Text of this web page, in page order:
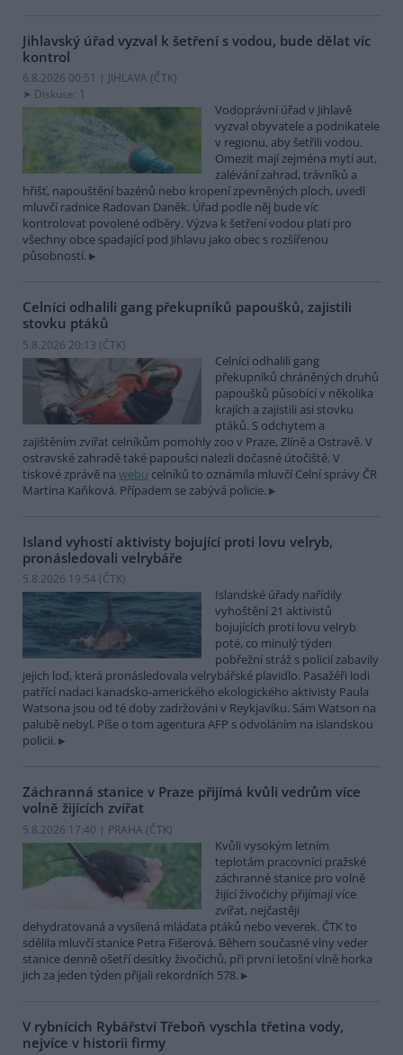
Jihlavský úřad vyzval k šetření s vodou, bude dělat víc
kontrol
6.8.2026 00:51 | JIHLAVA (ČTK)
Diskuse: 1
Vodoprávní úřad v Jihlavě
vyzval obyvatele a podnikatele
v regionu, aby šetřili vodou.
Omezit mají zejména mytí aut,
zalévání zahrad, trávníků a
hřišť, napouštění bazénů nebo kropení zpevněných ploch, uvedl
mluvčí radnice Radovan Daněk. Úřad podle něj bude víc
kontrolovat povolené odběry. Výzva k šetření vodou platí pro
všechny obce spadající pod Jihlavu jako obec s rozšířenou
působností.
Celníci odhalili gang překupníků papoušků, zajistili
stovku ptáků
5.8.2026 20:13 (ČTK)
Celníci odhalili gang
překupníků chráněných druhů
papoušků působící v několika
krajích a zajistili asi stovku
ptáků. S odchytem a
zajištěním zvířat celníkům pomohly zoo v Praze, Zlíně a Ostravě. V
ostravské zahradě také papoušci nalezli dočasné útočiště. V
tiskové zprávě na webu celníků to oznámila mluvčí Celní správy ČR
Martina Kaňková. Případem se zabývá policie.
Island vyhostí aktivisty bojující proti lovu velryb,
pronásledovali velrybáře
5.8.2026 19:54 (ČTK)
Islandské úřady nařídily
vyhoštění 21 aktivistů
bojujících proti lovu velryb
poté, co minulý týden
pobřežní stráž s policií zabavily
jejich loď, která pronásledovala velrybářské plavidlo. Pasažéři lodi
patřící nadaci kanadsko-amerického ekologického aktivisty Paula
Watsona jsou od té doby zadržováni v Reykjavíku. Sám Watson na
palubě nebyl. Píše o tom agentura AFP s odvoláním na islandskou
policii.
Záchranná stanice v Praze přijímá kvůli vedrům více
volně žijících zvířat
5.8.2026 17:40 | PRAHA (ČTK)
Kvůli vysokým letním
teplotám pracovníci pražské
záchranné stanice pro volně
žijící živočichy přijímají více
zvířat, nejčastěji
dehydratovaná a vysílená mláďata ptáků nebo veverek. ČTK to
sdělila mluvčí stanice Petra Fišerová. Během současné vlny veder
stanice denně ošetří desítky živočichů, při první letošní vlně horka
jich za jeden týden přijali rekordních 578.
V rybnících Rybářství Třeboň vyschla třetina vody,
nejvíce v historii firmy